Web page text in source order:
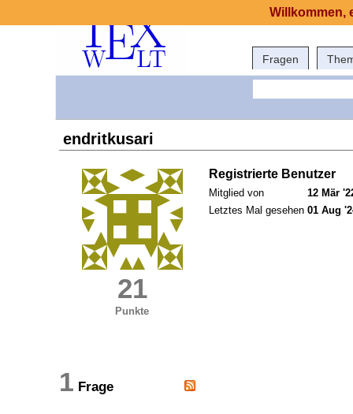
Fragen
endritkusari
21
Punkte
Registrierte Benutzer
Mitglied von
12 Mär
Letztes Mal gesehen 01 Aug
1 Frage
Willkommen,